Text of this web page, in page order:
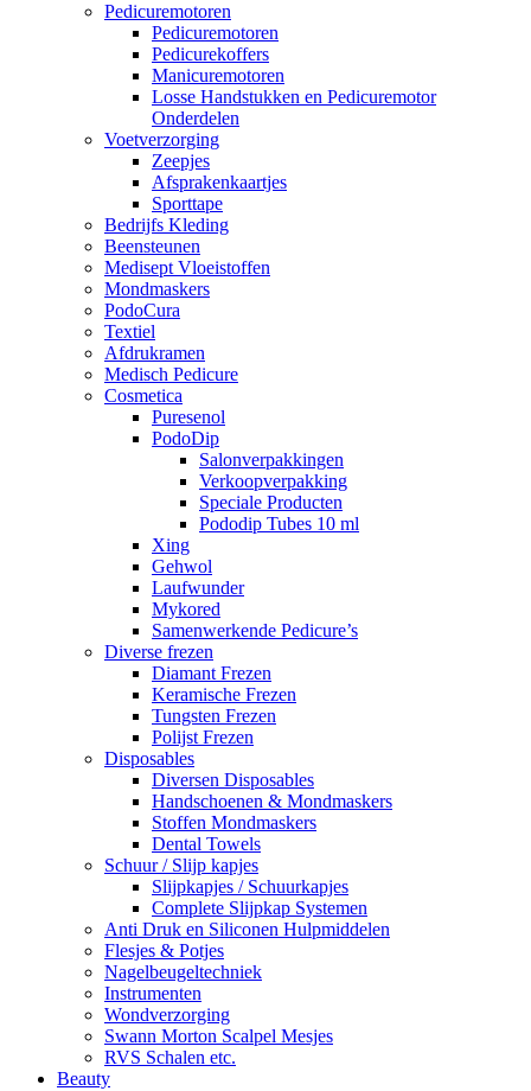
Pedicuremotoren
Pedicuremotoren
Pedicurekoffers
Manicuremotoren
Losse Handstukken en Pedicuremotor
Onderdelen
Voetverzorging
Zeepjes
Afsprakenkaartjes
Sporttape
Bedrijfs Kleding
Beensteunen
Medisept Vloeistoffen
Mondmaskers
PodoCura
Textiel
Afdrukramen
Medisch Pedicure
Cosmetica
Puresenol
PodoDip
Salonverpakkingen
Verkoopverpakking
Speciale Producten
Pododip Tubes 10 ml
Xing
Gehwol
Laufwunder
Mykored
Samenwerkende Pedicure’s
Diverse frezen
Diamant Frezen
Keramische Frezen
Tungsten Frezen
Polijst Frezen
Disposables
Diversen Disposables
Handschoenen & Mondmaskers
Stoffen Mondmaskers
Dental Towels
Schuur / Slijp kapjes
Slijpkapjes / Schuurkapjes
Complete Slijpkap Systemen
Anti Druk en Siliconen Hulpmiddelen
Flesjes & Potjes
Nagelbeugeltechniek
Instrumenten
Wondverzorging
Swann Morton Scalpel Mesjes
RVS Schalen etc.
Beauty